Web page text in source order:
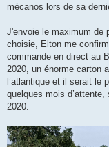
mécanos lors de sa
J'envoie le maximum de
choisie, Elton me
commande en direct au
2020, un énorme carton
l’atlantique et il serait le
quelques mois d’attente,
2020.